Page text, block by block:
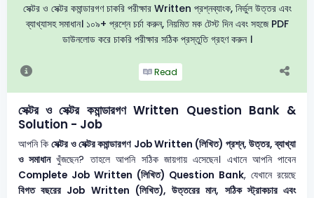
সেক্টর ও সেক্টর কমান্ডারগণ চাকরি পরীক্ষার Written প্রশ্নব্যাংক, নির্ভুল উত্তর এবং
ব্যাখ্যাসহ সমাধান। ১০৯+ প্রশ্নে চর্চা করুন, নিয়মিত মক টেস্ট দিন এবং সহজে PDF
ডাউনলোড করে চাকরি পরীক্ষার সঠিক প্রস্তুতি গ্রহণ করুন ।
Read
সেক্টর ও সেক্টর কমান্ডারগণ Written Question Bank &
Solution - Job
আপনি কিসেক্টর ও সেক্টর কমান্ডারগণ Job Written (লিখিত) প্রশ্ন, উত্তর, ব্যাখ্যা
ও সমাধানখুঁজছেন? তাহলে আপনি সঠিক জায়গায় এসেছেন। এখানে আপনি পাবেন
Complete Job Written (লিখিত) Question Bank, যেখানে রয়েছে
বিগত বছরের Job Written (লিখিত), উত্তরের মান, সঠিক স্ট্রাকচার এবং